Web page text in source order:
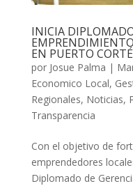
INICIA
EN PUERTO
por Josue Palma |
Economico Local,
Regionales, Noticias,
Transparencia
Con el objetivo de
emprendedores
Diplomado de